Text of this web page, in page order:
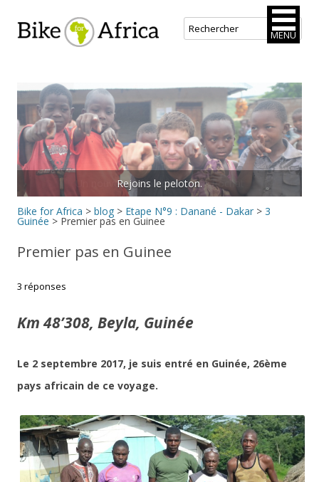
Bike for Africa
contenu
principal
Rejoins le peloton.
Bike for Africa > blog > Etape N°9 : Danané - Dakar > 3
Guinée > Premier pas en Guinee
Premier pas en Guinee
3 réponses
Km 48’308, Beyla, Guinée
Le 2 septembre 2017, je suis entré en Guinée, 26ème
pays africain de ce voyage.
MENU